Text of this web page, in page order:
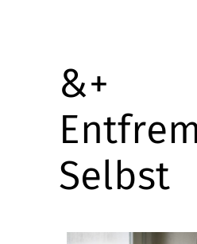
&+
Selbst